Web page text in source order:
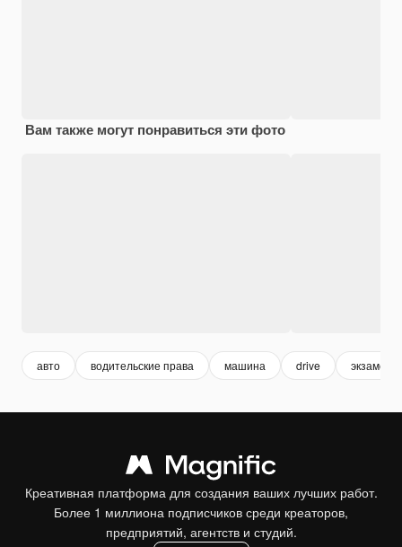
Вам также могут понравиться эти фото
авто водительские права машина drive экзамен
Креативная платформа для создания ваших лучших работ.
Более 1 миллиона подписчиков среди креаторов,
предприятий, агентств и студий.